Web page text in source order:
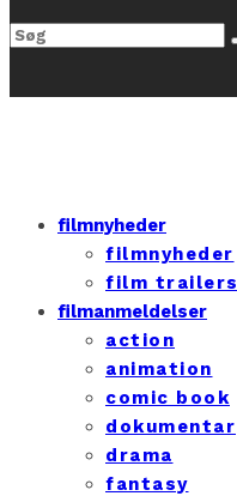
filmnyheder
filmnyheder
film trailers
filmanmeldelser
action
animation
comic book
dokumentar
drama
fantasy